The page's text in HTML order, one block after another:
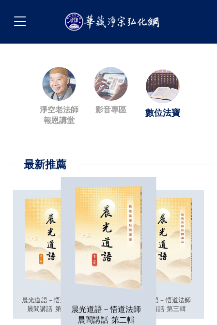
淨空老法師
報恩講堂
影音專區 數位法寶
最新推薦
晨光道語－悟道法師
晨間講話 第一輯晨光道語－悟道法師
晨間講話 第二輯
晨光道語－悟道法師
晨間講話 第三輯